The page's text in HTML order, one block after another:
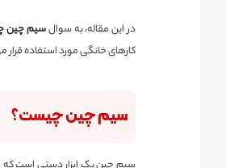
در این مقاله، به سوالسیم چین
کارهای خانگی مورد استفاده
سیم چین چیست؟